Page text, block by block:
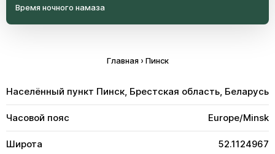
Время ночного намаза
Главная › Пинск
Населённый пункт Пинск, Брестская область, Беларусь
Часовой пояс Europe/Minsk
Широта 52.1124967